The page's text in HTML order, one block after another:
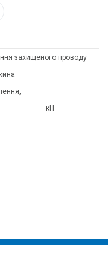
захищеного проводу
110